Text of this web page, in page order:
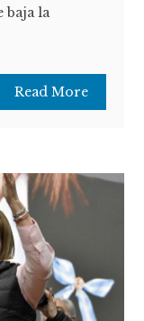
baja la
Read More